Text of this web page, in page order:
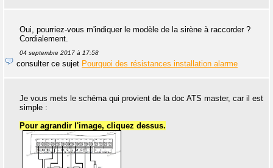
Oui, pourriez-vous m'indiquer le modèle de la sirène à raccorder ?
Cordialement.
04 septembre 2017 à 17:58
consulter ce sujet Pourquoi des résistances installation alarme
Je vous mets le schéma qui provient de la doc ATS master, car il est
simple :
Pour agrandir l'image, cliquez dessus.